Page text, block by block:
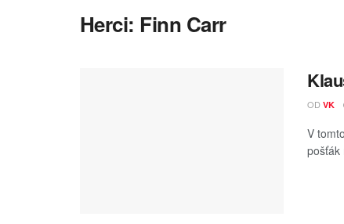
Herci: Finn Carr
OD VK
V
pošťák